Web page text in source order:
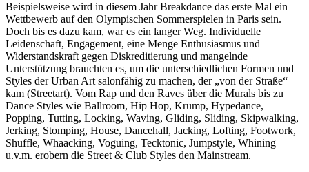
Beispielsweise wird in diesem Jahr Breakdance das erste Mal ein
Wettbewerb auf den Olympischen Sommerspielen in Paris sein.
Doch bis es dazu kam, war es ein langer Weg. Individuelle
Leidenschaft, Engagement, eine Menge Enthusiasmus und
Widerstandskraft gegen Diskreditierung und mangelnde
Unterstützung brauchten es, um die unterschiedlichen Formen und
Styles der Urban Art salonfähig zu machen, der „von der Straße“
kam (Streetart). Vom Rap und den Raves über die Murals bis zu
Dance Styles wie Ballroom, Hip Hop, Krump, Hypedance,
Popping, Tutting, Locking, Waving, Gliding, Sliding, Skipwalking,
Jerking, Stomping, House, Dancehall, Jacking, Lofting, Footwork,
Shuffle, Whaacking, Voguing, Tecktonic, Jumpstyle, Whining
u.v.m. erobern die Street & Club Styles den Mainstream.